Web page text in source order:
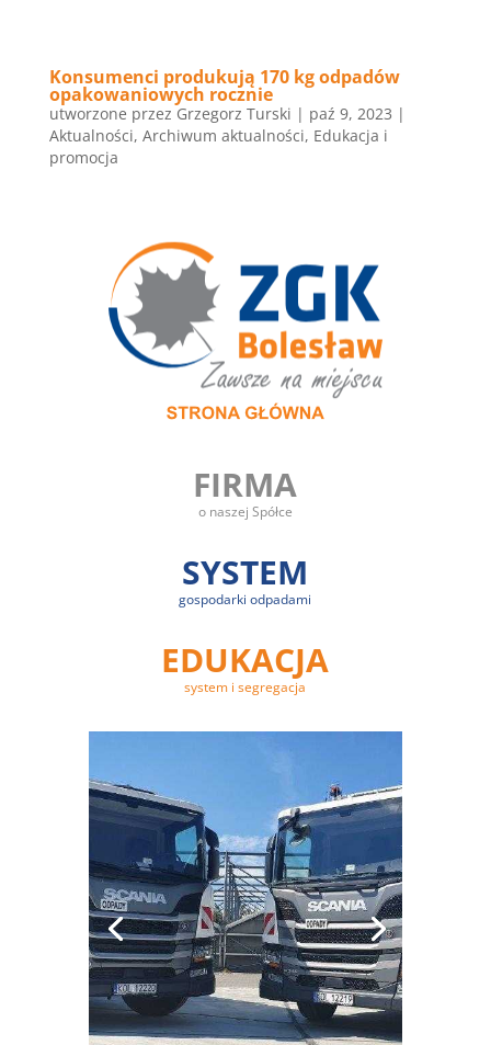
Konsumenci produkują 170 kg odpadów
opakowaniowych rocznie
utworzone przez Grzegorz Turski | paź 9, 2023 |
Aktualności, Archiwum aktualności, Edukacja i
promocja
FIRMA
o naszej Spółce
SYSTEM
gospodarki odpadami
EDUKACJA
system i segregacja